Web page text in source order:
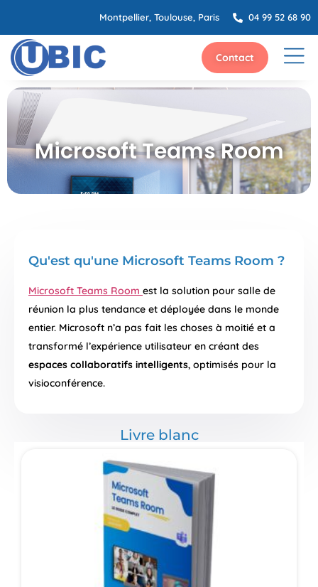
Montpellier, Toulouse, Paris 04 99 52 68 90
Contact
Microsoft Teams Room
Qu'est qu'une Microsoft Teams Room ?
Microsoft Teams Room est la solution pour salle de
réunion la plus tendance et déployée dans le monde
entier. Microsoft n’a pas fait les choses à moitié et a
transformé l’expérience utilisateur en créant des
espaces collaboratifs intelligents, optimisés pour la
visioconférence.
Livre blanc